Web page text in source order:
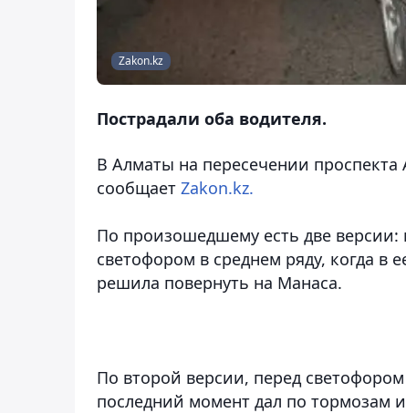
Zakon.kz
Пострадали оба водителя.
В Алматы на пересечении проспекта
сообщает Zakon.kz.
По произошедшему есть две версии:
светофором в среднем ряду, когда в
решила повернуть на Манаса.
По второй версии, перед
последний момент дал по тормозам